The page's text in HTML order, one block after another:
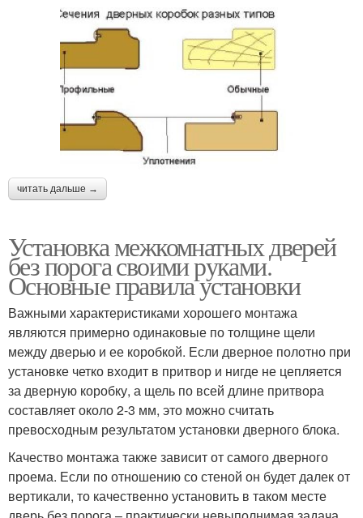
читать дальше →
Установка межкомнатных дверей
без порога своими руками.
Основные правила установки
Важными характеристиками хорошего монтажа
являются примерно одинаковые по толщине щели
между дверью и ее коробкой. Если дверное полотно при
установке четко входит в притвор и нигде не цепляется
за дверную коробку, а щель по всей длине притвора
составляет около 2-3 мм, это можно считать
превосходным результатом установки дверного блока.
Качество монтажа также зависит от самого дверного
проема. Если по отношению со стеной он будет далек от
вертикали, то качественно установить в таком месте